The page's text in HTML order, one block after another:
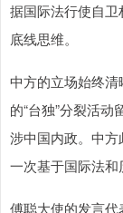
据国际法行使自卫
底线思维。
中方的立场始终
的“台独”分裂活
涉中国内政。中
一次基于国际法和
傅聪大使的发言